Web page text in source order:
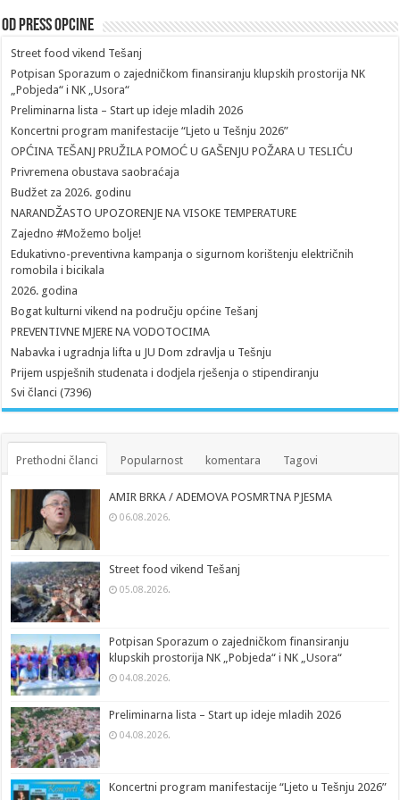
Od Press Opcine
Street food vikend Tešanj
Potpisan Sporazum o zajedničkom finansiranju klupskih prostorija NK
„Pobjeda“ i NK „Usora“
Preliminarna lista – Start up ideje mladih 2026
Koncertni program manifestacije “Ljeto u Tešnju 2026”
OPĆINA TEŠANJ PRUŽILA POMOĆ U GAŠENJU POŽARA U TESLIĆU
Privremena obustava saobraćaja
Budžet za 2026. godinu
NARANDŽASTO UPOZORENJE NA VISOKE TEMPERATURE
Zajedno #Možemo bolje!
Edukativno-preventivna kampanja o sigurnom korištenju električnih
romobila i bicikala
2026. godina
Bogat kulturni vikend na području općine Tešanj
PREVENTIVNE MJERE NA VODOTOCIMA
Nabavka i ugradnja lifta u JU Dom zdravlja u Tešnju
Prijem uspješnih studenata i dodjela rješenja o stipendiranju
Svi članci (7396)
Prethodni članci Popularnost komentara Tagovi
AMIR BRKA / ADEMOVA POSMRTNA PJESMA
06.08.2026.
Street food vikend Tešanj
05.08.2026.
Potpisan Sporazum o zajedničkom finansiranju
klupskih prostorija NK „Pobjeda“ i NK „Usora“
04.08.2026.
Preliminarna lista – Start up ideje mladih 2026
04.08.2026.
Koncertni program manifestacije “Ljeto u Tešnju 2026”